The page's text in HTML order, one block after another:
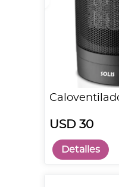
USD 30
Detalles